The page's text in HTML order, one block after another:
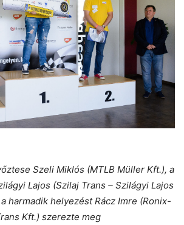
Szeli Miklós (MTLB Müller Kft.), a
Lajos (Szilaj Trans – Szilágyi Lajos
harmadik helyezést Rácz Imre (Ronix-
Kft.) szerezte meg